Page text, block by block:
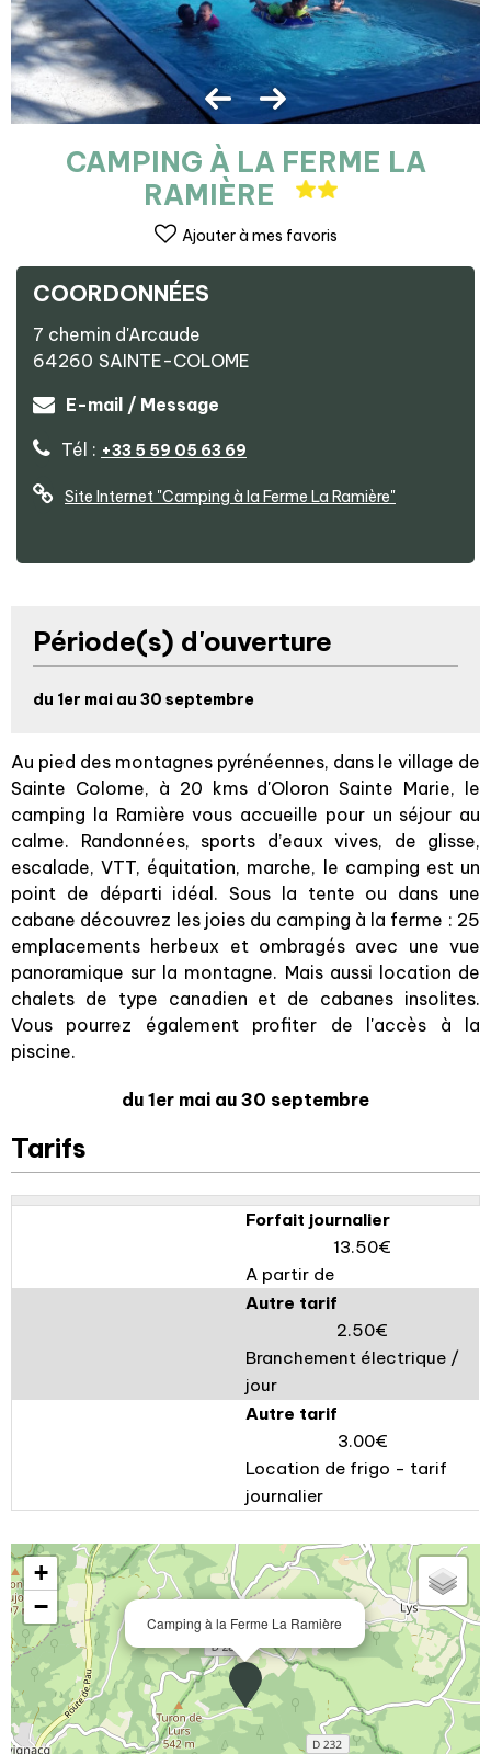
CAMPING À LA FERME LA
RAMIÈRE
Ajouter à mes favoris
COORDONNÉES
7 chemin d'Arcaude
64260 SAINTE-COLOME
E-mail / Message
Tél : +33 5 59 05 63 69
Site Internet "Camping à la Ferme La Ramière"
Période(s) d'ouverture
du 1er mai au 30 septembre
Au pied des montagnes pyrénéennes, dans le village de
Sainte Colome, à 20 kms d'Oloron Sainte Marie, le
camping la Ramière vous accueille pour un séjour au
calme. Randonnées, sports d’eaux vives, de glisse,
escalade, VTT, équitation, marche, le camping est un
point de départi idéal. Sous la tente ou dans une
cabane découvrez les joies du camping à la ferme : 25
emplacements herbeux et ombragés avec une vue
panoramique sur la montagne. Mais aussi location de
chalets de type canadien et de cabanes insolites.
Vous pourrez également profiter de l'accès à la
piscine.
du 1er mai au 30 septembre
Tarifs
Forfait journalier
13.50€
A partir de
Autre tarif
2.50€
Branchement électrique /
jour
Autre tarif
3.00€
Location de frigo - tarif
journalier
Camping à la Ferme La Ramière
+
−